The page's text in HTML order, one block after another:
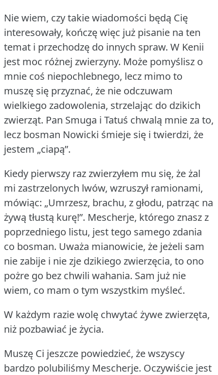
Nie wiem, czy takie wiadomości będą Cię
interesowały, kończę więc już pisanie na ten
temat i przechodzę do innych spraw. W Kenii
jest moc różnej zwierzyny. Może pomyślisz o
mnie coś niepochlebnego, lecz mimo to
muszę się przyznać, że nie odczuwam
wielkiego zadowolenia, strzelając do dzikich
zwierząt. Pan Smuga i Tatuś chwalą mnie za to,
lecz bosman Nowicki śmieje się i twierdzi, że
jestem „ciapą”.
Kiedy pierwszy raz zwierzyłem mu się, że żal
mi zastrzelonych lwów, wzruszył ramionami,
mówiąc: „Umrzesz, brachu, z głodu, patrząc na
żywą tłustą kurę!”. Mescherje, którego znasz z
poprzedniego listu, jest tego samego zdania
co bosman. Uważa mianowicie, że jeżeli sam
nie zabije i nie zje dzikiego zwierzęcia, to ono
pożre go bez chwili wahania. Sam już nie
wiem, co mam o tym wszystkim myśleć.
W każdym razie wolę chwytać żywe zwierzęta,
niż pozbawiać je życia.
Muszę Ci jeszcze powiedzieć, że wszyscy
bardzo polubiliśmy Mescherje. Oczywiście jest